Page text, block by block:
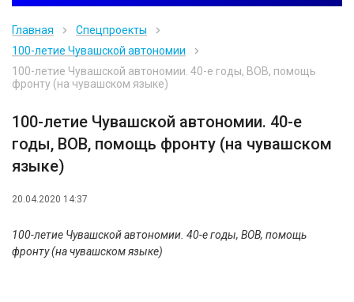
Главная
Спецпроекты
100-летие Чувашской автономии
100-летие Чувашской автономии. 40-е годы, ВОВ, помощь
фронту (на чувашском языке)
100-летие Чувашской автономии. 40-е
годы, ВОВ, помощь фронту (на чувашском
языке)
20.04.2020 14:37
100-летие Чувашской автономии. 40-е годы, ВОВ, помощь
фронту (на чувашском языке)